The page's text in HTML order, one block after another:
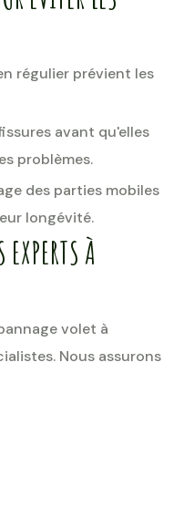
régulier prévient les
avant qu'elles
problèmes.
des parties mobiles
longévité.
À
volet à
Nous assurons